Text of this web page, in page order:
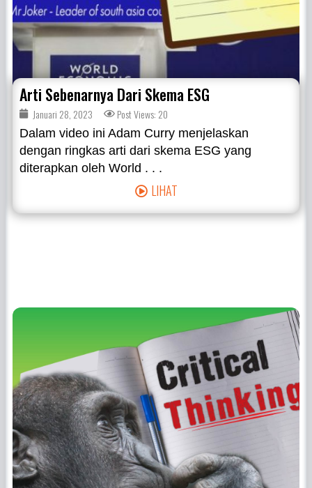
Arti Sebenarnya Dari Skema ESG
Januari 28, 2023 Post Views: 20
Dalam video ini Adam Curry menjelaskan
dengan ringkas arti dari skema ESG yang
diterapkan oleh World . . .
LIHAT